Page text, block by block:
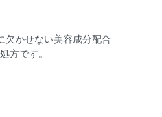
欠かせない美容成分配合
方です。